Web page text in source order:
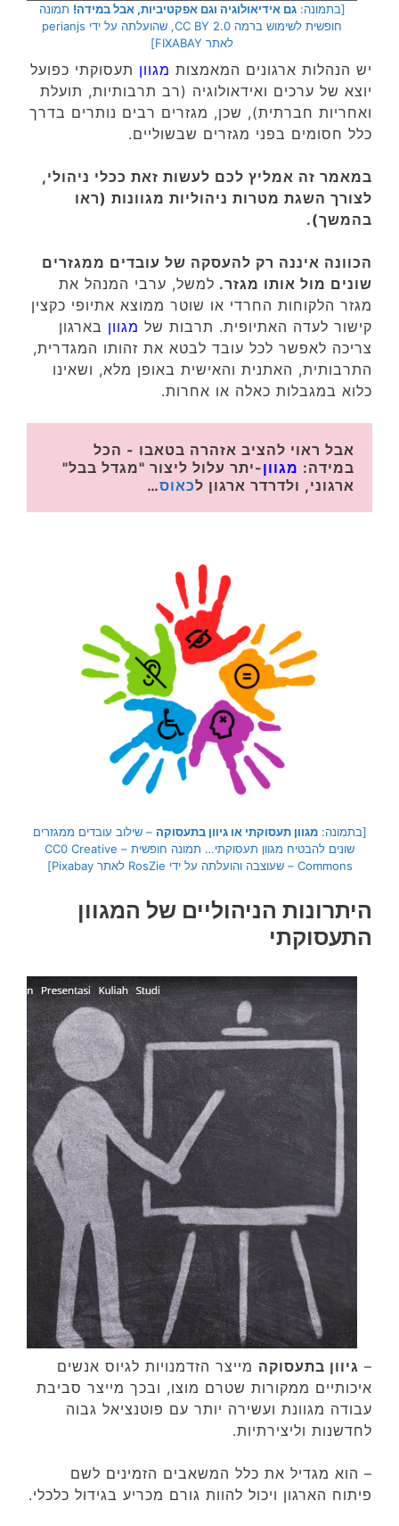
[בתמונה:גם אידיאולוגיה וגם אפקטיביות, אבל במידה! תמונה
חופשית לשימוש ברמה CC BY 2.0, שהועלתה על ידי perianjs
לאתר FIXABAY]
יש הנהלות ארגונים המאמצות מגוון תעסוקתי כפועל
יוצא של ערכים ואידאולוגיה (רב תרבותיות, תועלת
ואחריות חברתית), שכן, מגזרים רבים נותרים בדרך
כלל חסומים בפני מגזרים שבשוליים.
במאמר זה אמליץ לכם לעשות זאת ככלי ניהולי,
לצורך השגת מטרות ניהוליות מגוונות (ראו
בהמשך).
הכוונה איננה רק להעסקה של עובדים ממגזרים
שונים מול אותו מגזר. למשל, ערבי המנהל את
מגזר הלקוחות החרדי או שוטר ממוצא אתיופי כקצין
קישור לעדה האתיופית. תרבות של מגוון בארגון
צריכה לאפשר לכל עובד לבטא את זהותו המגדרית,
התרבותית, האתנית והאישית באופן מלא, ושאינו
כלוא במגבלות כאלה או אחרות.
במידה: מגוון
ארגוני, ולדרדר ארגון לכאוס…
[בתמונה:מגוון תעסוקתי או גיוון בתעסוקה – שילוב עובדים ממגזרים
שונים להבטיח מגוון תעסוקתי… תמונה חופשית – CC0 Creative
Commons – שעוצבה והועלתה על ידי RosZie לאתר Pixabay]
היתרונות הניהוליים של המגוון
התעסוקתי
– גיוון בתעסוקה מייצר הזדמנויות לגיוס אנשים
איכותיים ממקורות שטרם מוצו, ובכך מייצר סביבת
עבודה מגוונת ועשירה יותר עם פוטנציאל גבוה
לחדשנות וליצירתיות.
– הוא מגדיל את כלל המשאבים הזמינים לשם
פיתוח הארגון ויכול להוות גורם מכריע בגידול כלכלי.